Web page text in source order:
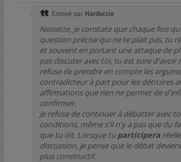
Envoyé par Narduccio
Noisette, je constate que chaque fois
question précise qui ne te plait pas, tu
et souvent en portant une attaque de
pas discuter avec toi, tu est sure d'avoir
refuse de prendre en compte les
contradicteur à part pour les détruires
affirmations que rien ne permet de
confirmer.
Je refuse de continuer à débatter avec
conditions, même s'il n'y a pas que du
que tu dit. Lorsque tuparticipera
discussion, je pense que le débat
plus constructif.